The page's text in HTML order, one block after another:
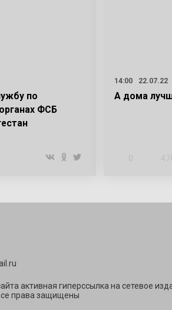
по
ФСБ
14:00 22.07.22
А дома
активная гиперссылка на сетевое
права защищены